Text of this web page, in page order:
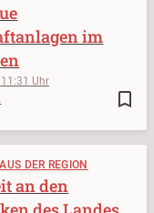
bookmark_border
11:31
im
DER REGION
an den